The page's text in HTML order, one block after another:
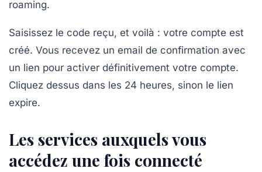
roaming.
Saisissez le code reçu, et voilà : votre compte est
créé. Vous recevez un email de confirmation avec
un lien pour activer définitivement votre compte.
Cliquez dessus dans les 24 heures, sinon le lien
expire.
Les services auxquels vous
accédez une fois connecté